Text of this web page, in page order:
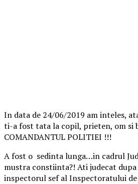
In data de 24/06/2019 am inteles,
ti-a fost tata la copil, prieten, om si
COMANDANTUL POLITIEI !!!
A fost o sedinta lunga…in cadrul
mustra constiinta?! Ati judecat
inspectorul sef al Inspectoratului